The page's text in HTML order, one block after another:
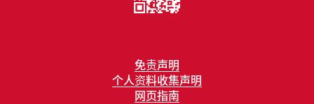
免责声明
个人资料收集声明
网页指南